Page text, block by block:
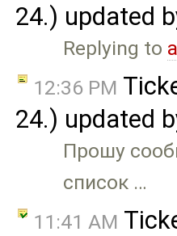
24.) updated
Replying to
12:36 PM
24.) updated
Прошу
список …
11:41 AM